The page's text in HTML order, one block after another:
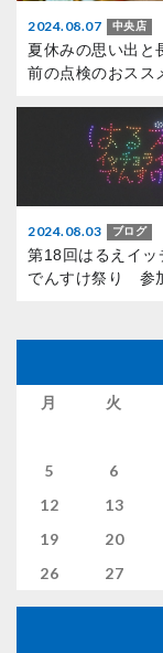
2024.08.07 中央店
夏休みの思い出と
前の点検のおスス
2024.08.03 ブログ
第18回はるえイッ
でんすけ祭り 参
月 火
5
6
12
13
19
20
26
27